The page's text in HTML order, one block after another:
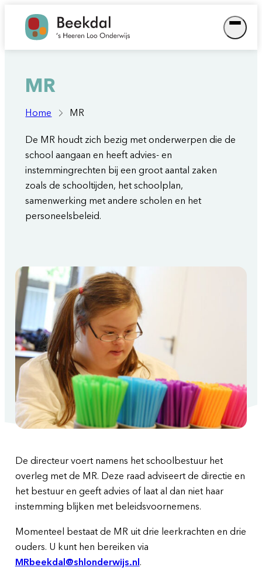
MR
Home MR
De MR houdt zich bezig met onderwerpen die de
school aangaan en heeft advies- en
instemmingrechten bij een groot aantal zaken
zoals de schooltijden, het schoolplan,
samenwerking met andere scholen en het
personeelsbeleid.
De directeur voert namens het schoolbestuur het
overleg met de MR. Deze raad adviseert de directie en
het bestuur en geeft advies of laat al dan niet haar
instemming blijken met beleidsvoornemens.
Momenteel bestaat de MR uit drie leerkrachten en drie
ouders. U kunt hen bereiken via
MRbeekdal@shlonderwijs.nl.